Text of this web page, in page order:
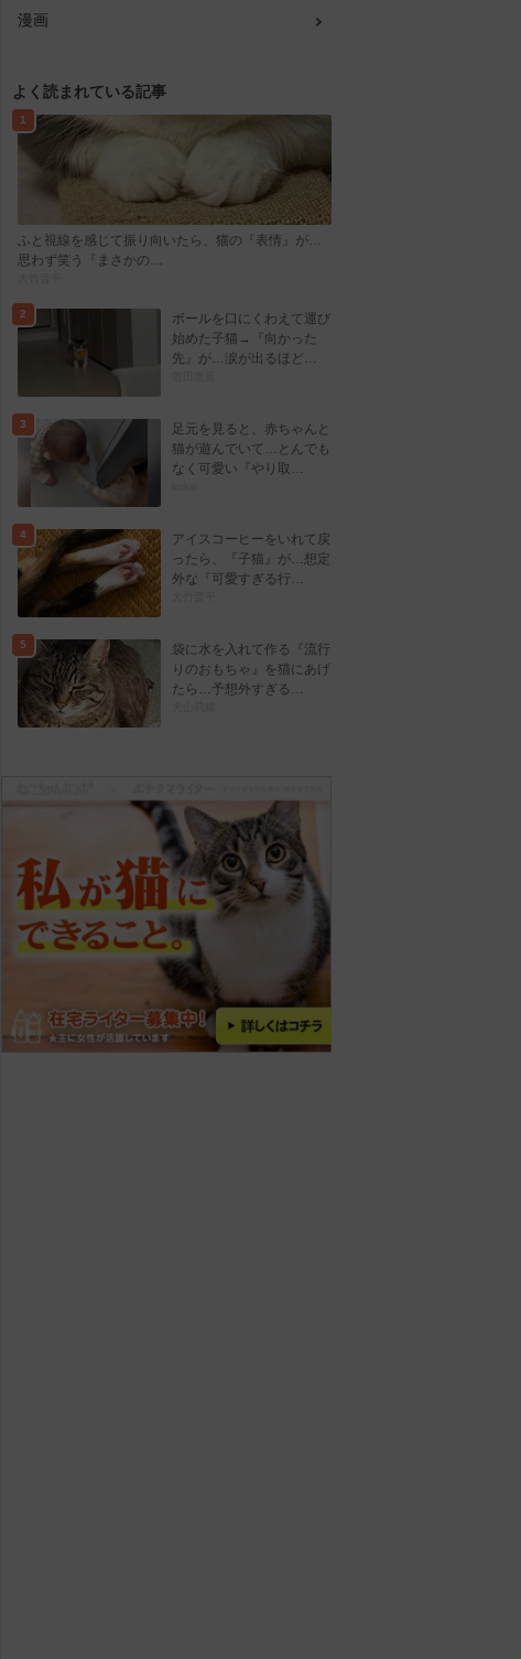
漫画
よく読まれている記事
1
ふと視線を感じて振り向いたら、猫の『表情』が…
思わず笑う『まさかの…
2
ボールを口にくわえて運び
始めた子猫→『向かった
先』が…涙が出るほど…
3
足元を見ると、赤ちゃんと
猫が遊んでいて…とんでも
なく可愛い『やり取…
4
アイスコーヒーをいれて戻
ったら、『子猫』が…想定
外な『可愛すぎる行…
5
袋に水を入れて作る『流行
りのおもちゃ』を猫にあげ
たら…予想外すぎる…